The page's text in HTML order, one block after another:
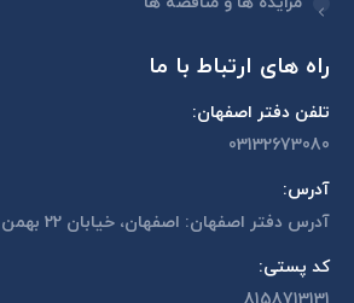
راه های ارتباط با ما
تلفن دفتر اصفهان:
03132673080
آدرس:
آدرس دفتر اصفهان: اصفهان، خیابان 22 بهمن ، مجتمع اداری غدیر
کد پستی: